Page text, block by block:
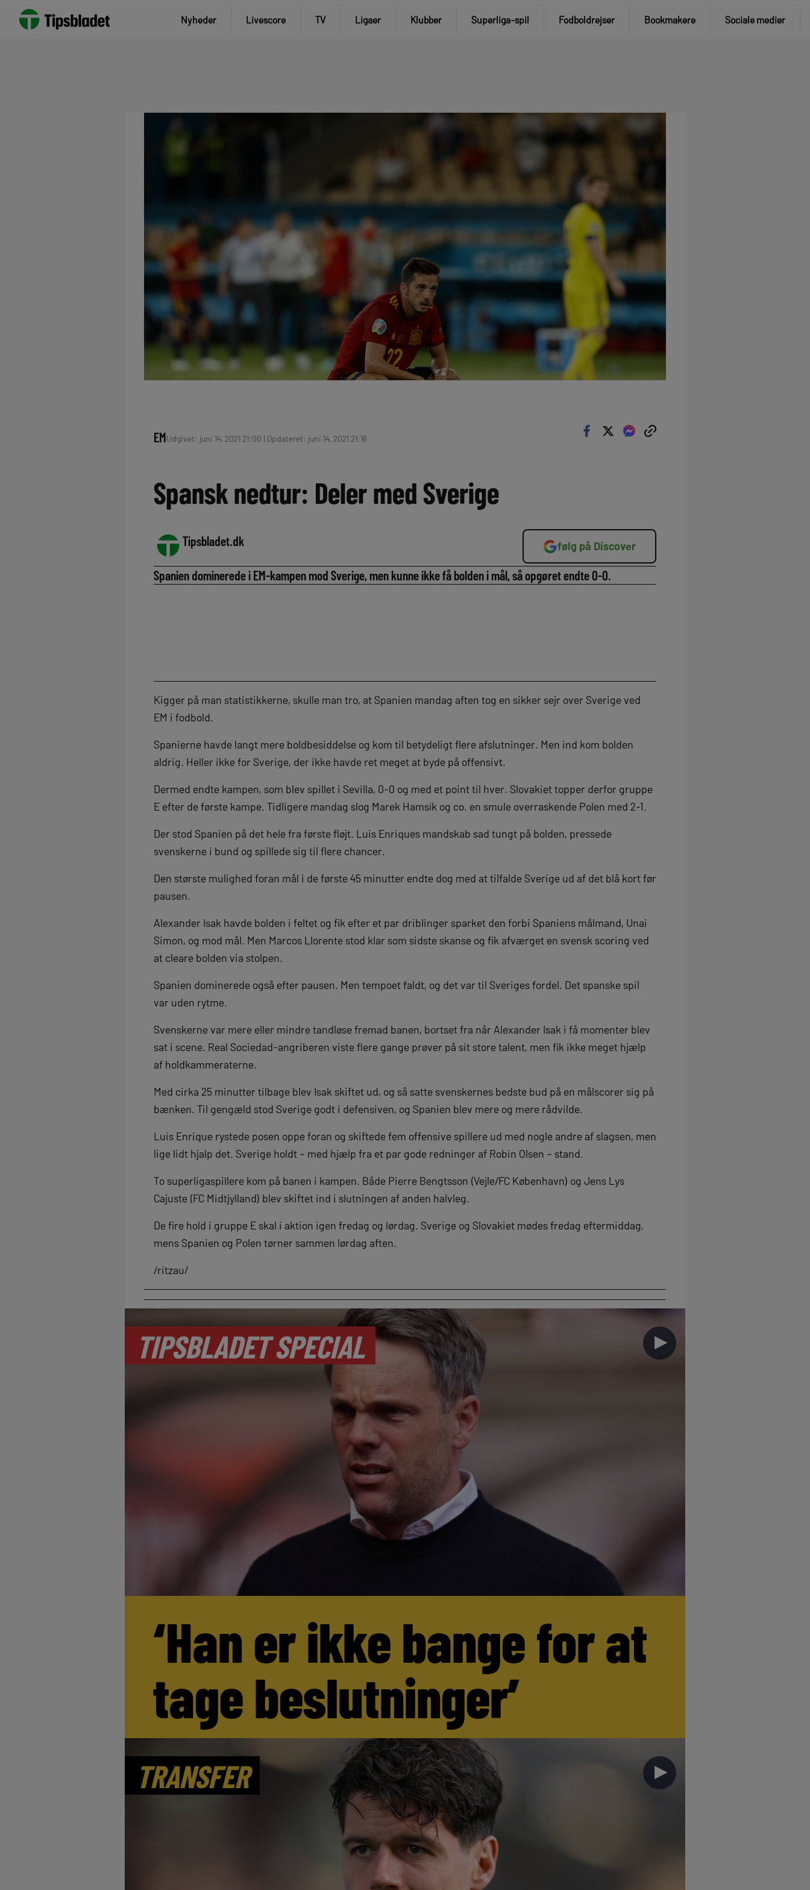
Nyheder Livescore TV Ligaer Klubber Superliga-spil Fodboldrejser Bookmakere Sociale medier
EMUdgivet: juni 14, 2021 21:00 | Opdateret: juni 14, 2021 21:16
Spansk nedtur: Deler med Sverige
Tipsbladet.dk følg på Discover
Spanien dominerede i EM-kampen mod Sverige, men kunne ikke få bolden i mål, så opgøret endte 0-0.
Kigger på man statistikkerne, skulle man tro, at Spanien mandag aften tog en sikker sejr over Sverige ved
EM i fodbold.
Spanierne havde langt mere boldbesiddelse og kom til betydeligt flere afslutninger. Men ind kom bolden
aldrig. Heller ikke for Sverige, der ikke havde ret meget at byde på offensivt.
Dermed endte kampen, som blev spillet i Sevilla, 0-0 og med et point til hver. Slovakiet topper derfor gruppe
E efter de første kampe. Tidligere mandag slog Marek Hamsík og co. en smule overraskende Polen med 2-1.
Der stod Spanien på det hele fra første fløjt. Luis Enriques mandskab sad tungt på bolden, pressede
svenskerne i bund og spillede sig til flere chancer.
Den største mulighed foran mål i de første 45 minutter endte dog med at tilfalde Sverige ud af det blå kort før
pausen.
Alexander Isak havde bolden i feltet og fik efter et par driblinger sparket den forbi Spaniens målmand, Unai
Simon, og mod mål. Men Marcos Llorente stod klar som sidste skanse og fik afværget en svensk scoring ved
at cleare bolden via stolpen.
Spanien dominerede også efter pausen. Men tempoet faldt, og det var til Sveriges fordel. Det spanske spil
var uden rytme.
Svenskerne var mere eller mindre tandløse fremad banen, bortset fra når Alexander Isak i få momenter blev
sat i scene. Real Sociedad-angriberen viste flere gange prøver på sit store talent, men fik ikke meget hjælp
af holdkammeraterne.
Med cirka 25 minutter tilbage blev Isak skiftet ud, og så satte svenskernes bedste bud på en målscorer sig på
bænken. Til gengæld stod Sverige godt i defensiven, og Spanien blev mere og mere rådvilde.
Luis Enrique rystede posen oppe foran og skiftede fem offensive spillere ud med nogle andre af slagsen, men
lige lidt hjalp det. Sverige holdt – med hjælp fra et par gode redninger af Robin Olsen – stand.
To superligaspillere kom på banen i kampen. Både Pierre Bengtsson (Vejle/FC København) og Jens Lys
Cajuste (FC Midtjylland) blev skiftet ind i slutningen af anden halvleg.
De fire hold i gruppe E skal i aktion igen fredag og lørdag. Sverige og Slovakiet mødes fredag eftermiddag,
mens Spanien og Polen tørner sammen lørdag aften.
/ritzau/
TIPSBLADET SPECIAL ►
‘Han er ikke bange for at
tage beslutninger’
TRANSFER ►